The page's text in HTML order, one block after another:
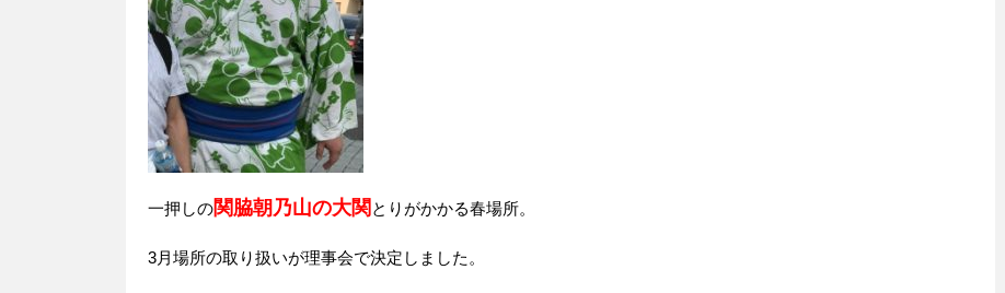
一押しの関脇朝乃山の大関 とりがかかる春場所。
3月場所の取り扱いが理事会で決定しました。